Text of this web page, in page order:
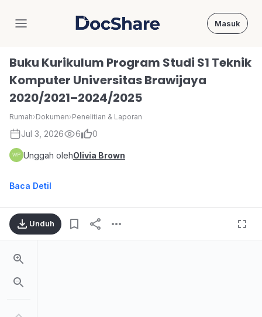
DocShare Masuk
Buku Kurikulum Program Studi S1 Teknik
Komputer Universitas Brawijaya
2020/2021–2024/2025
Rumah›Dokumen›Penelitian & Laporan
Jul 3, 2026 6 0
Unggah olehOlivia Brown
Baca Detil
Unduh